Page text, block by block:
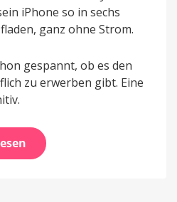
iPhone so in sechs
ganz ohne Strom.
gespannt, ob es den
zu erwerben gibt. Eine